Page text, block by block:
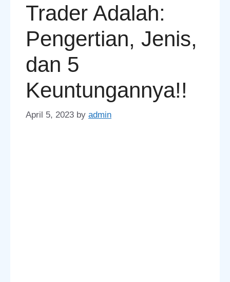
Trader Adalah:
Pengertian, Jenis,
dan 5
Keuntungannya!!
April 5, 2023 by admin